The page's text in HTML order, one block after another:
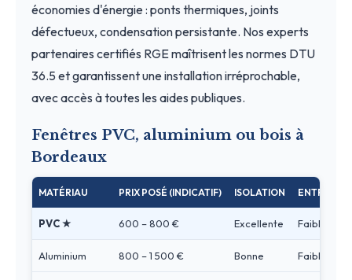
économies d'énergie : ponts thermiques, joints
défectueux, condensation persistante. Nos experts
partenaires certifiés RGE maîtrisent les normes DTU
36.5 et garantissent une installation irréprochable,
avec accès à toutes les aides publiques.
Fenêtres PVC, aluminium ou bois à
Bordeaux
MATÉRIAU PRIX POSÉ (INDICATIF) ISOLATION ENTRETIEN
PVC ★ 600 – 800 € Excellente Faible
Aluminium 800 – 1 500 € Bonne Faible